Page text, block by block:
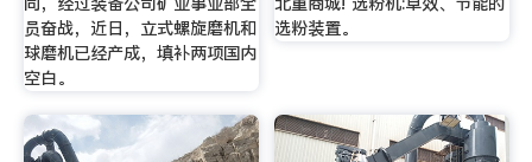
员奋战，近日，立式螺旋磨机和
球磨机已经产成，填补两项国内
空白。
选粉装置。